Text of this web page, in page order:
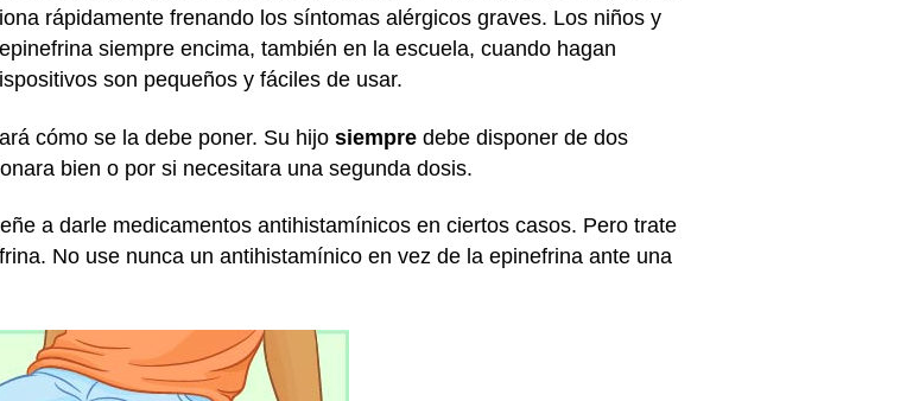
rápidamente frenando los síntomas alérgicos graves. Los niños y
siempre encima, también en la escuela, cuando hagan
son pequeños y fáciles de usar.
cómo se la debe poner. Su hijo siempre debe disponer de dos
bien o por si necesitara una segunda dosis.
a darle medicamentos antihistamínicos en ciertos casos. Pero trate
No use nunca un antihistamínico en vez de la epinefrina ante una